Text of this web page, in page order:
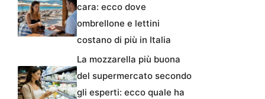
cara: ecco dove
ombrellone e lettini
costano di più in Italia
La mozzarella più buona
del supermercato secondo
gli esperti: ecco quale ha